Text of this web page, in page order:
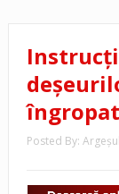
Posted By: Argeşul